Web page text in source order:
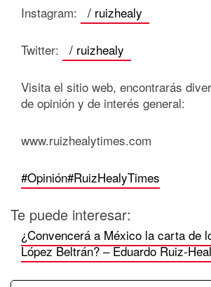
Instagram: / ruizhealy
Twitter: / ruizhealy
Visita el sitio web, encontrarás
de opinión y de interés general:
www.ruizhealytimes.com
#Opinión#RuizHealyTimes
Te puede interesar:
¿Convencerá a México la carta de
López Beltrán? – Eduardo Ruiz-